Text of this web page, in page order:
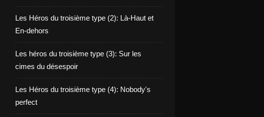
Les Héros du troisième type (2): Là-Haut et
En-dehors
Les héros du troisième type (3): Sur les
cimes du désespoir
Les Héros du troisième type (4): Nobody's
perfect